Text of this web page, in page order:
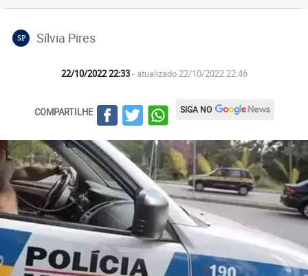
SP Sílvia Pires
22/10/2022 22:33- atualizado 22/10/2022 22:46
COMPARTILHE SIGA NO